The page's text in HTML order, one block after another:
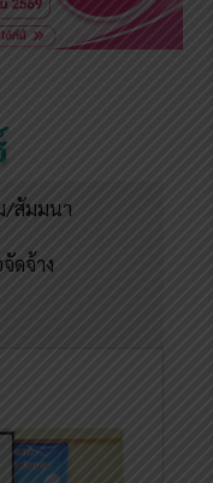
/สัมมนา
ดจ้าง